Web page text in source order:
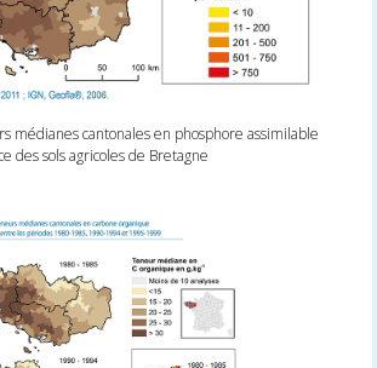
médianes cantonales en phosphore assimilable
des sols agricoles de Bretagne